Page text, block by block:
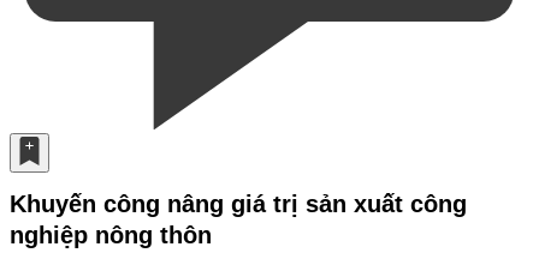
Khuyến công nâng giá trị sản xuất công
nghiệp nông thôn